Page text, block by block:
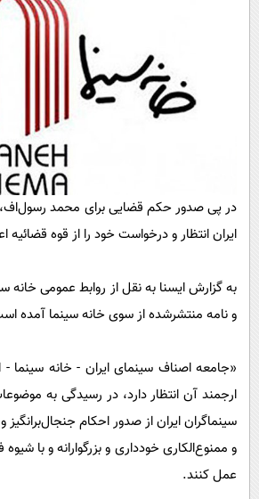
سرگرمی
فناوری
حوادث
سلامت
فرهنگی
بین الملل
حیات وحش
پیامک
در پی صدور حکم قضایی برای محمد
ایران انتظار و درخواست خود را از قوه قضائیه
به گزارش ایسنا به نقل از روابط عمومی خانه
و نامه منتشرشده از سوی خانه سینما آمده
«جامعه اصناف سینمای ایران - خانه سینما
ارجمند آن انتظار دارد، در رسیدگی به
سینماگران ایران از صدور احکام
و ممنوع‌الکاری خودداری و بزرگوارانه و با
عمل کنند.